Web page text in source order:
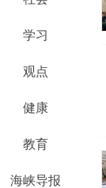
学习
观点
健康
教育
海峡导报